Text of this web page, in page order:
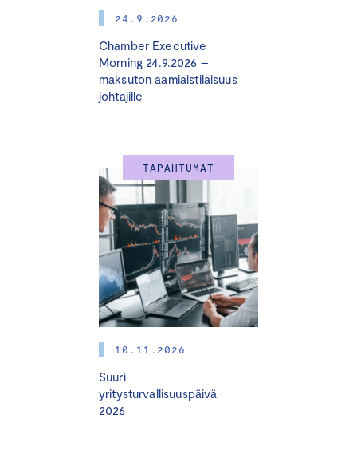
24.9.2026
Chamber Executive
Morning 24.9.2026 –
maksuton aamiaistilaisuus
johtajille
TAPAHTUMAT
10.11.2026
Suuri
yritysturvallisuuspäivä
2026